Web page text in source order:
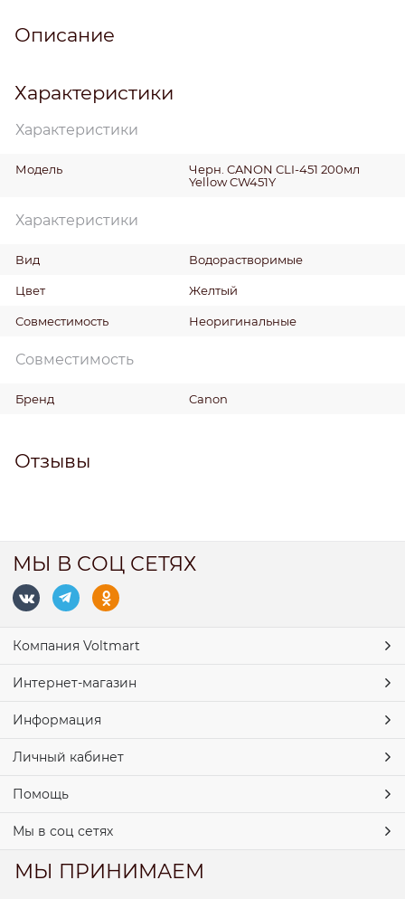
Описание
Характеристики
Характеристики
Модель
Черн. CANON CLI-451 200мл
Yellow CW451Y
Характеристики
Вид Водорастворимые
Цвет Желтый
Совместимость Неоригинальные
Совместимость
Бренд Canon
Отзывы
МЫ В СОЦ СЕТЯХ
Компания Voltmart
Интернет-магазин
Информация
Личный кабинет
Помощь
Мы в соц сетях
МЫ ПРИНИМАЕМ